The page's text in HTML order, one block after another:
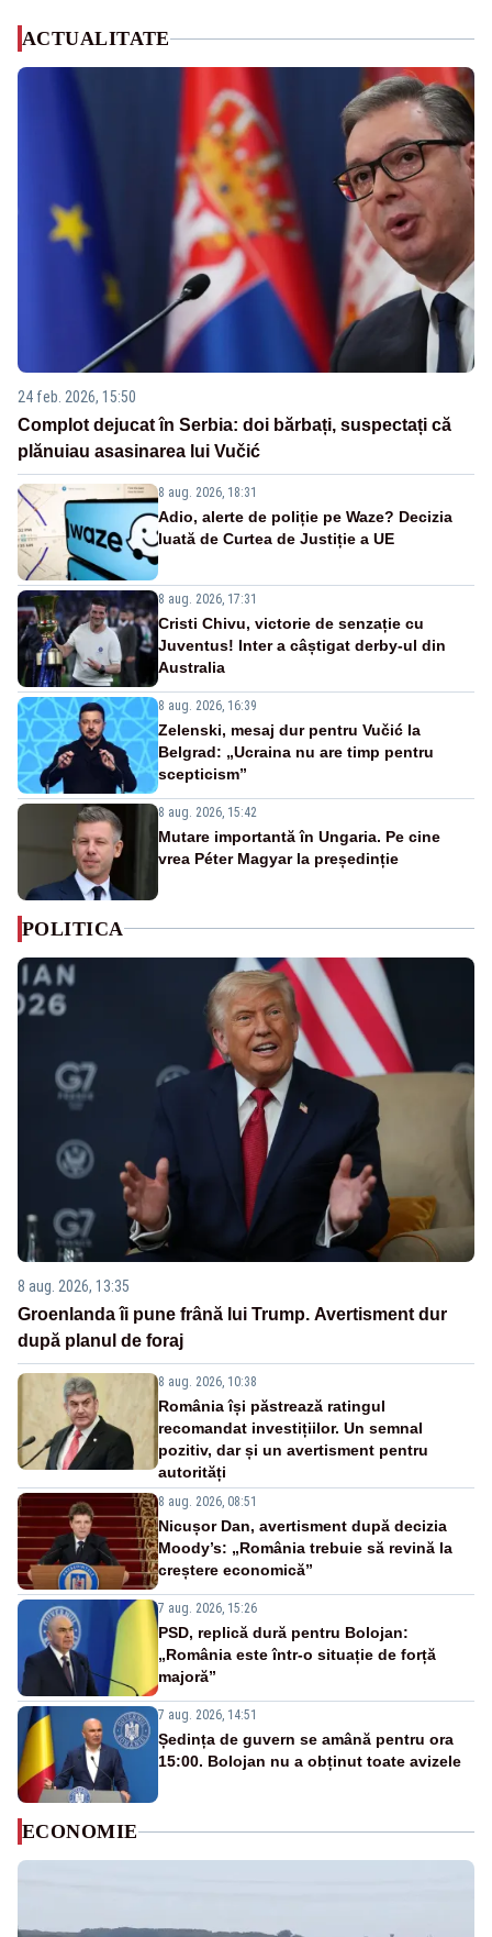
ACTUALITATE
24 feb. 2026, 15:50
Complot dejucat în Serbia: doi bărbați, suspectați că
plănuiau asasinarea lui Vučić
8 aug. 2026, 18:31
Adio, alerte de poliție pe Waze? Decizia
luată de Curtea de Justiție a UE
8 aug. 2026, 17:31
Cristi Chivu, victorie de senzație cu
Juventus! Inter a câștigat derby-ul din
Australia
8 aug. 2026, 16:39
Zelenski, mesaj dur pentru Vučić la
Belgrad: „Ucraina nu are timp pentru
scepticism”
8 aug. 2026, 15:42
Mutare importantă în Ungaria. Pe cine
vrea Péter Magyar la președinție
POLITICA
8 aug. 2026, 13:35
Groenlanda îi pune frână lui Trump. Avertisment dur
după planul de foraj
8 aug. 2026, 10:38
România își păstrează ratingul
recomandat investițiilor. Un semnal
pozitiv, dar și un avertisment pentru
autorități
8 aug. 2026, 08:51
Nicușor Dan, avertisment după decizia
Moody’s: „România trebuie să revină la
creștere economică”
7 aug. 2026, 15:26
PSD, replică dură pentru Bolojan:
„România este într-o situație de forță
majoră”
7 aug. 2026, 14:51
Ședința de guvern se amână pentru ora
15:00. Bolojan nu a obținut toate avizele
ECONOMIE